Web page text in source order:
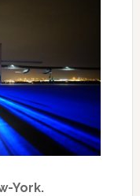
York.